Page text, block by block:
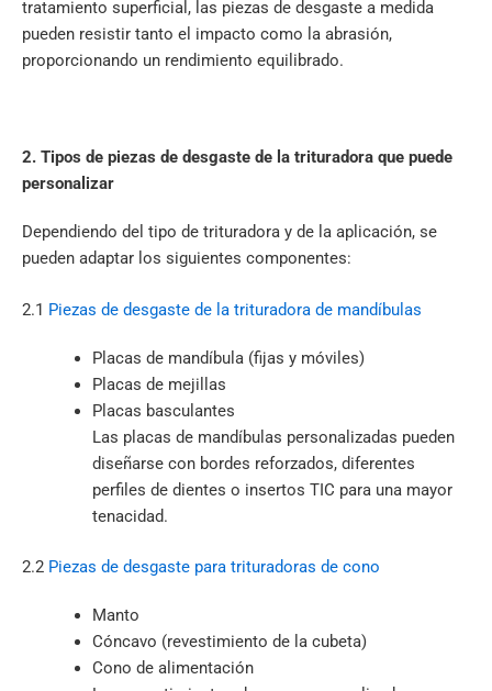
tratamiento superficial, las piezas de desgaste a medida
pueden resistir tanto el impacto como la abrasión,
proporcionando un rendimiento equilibrado.
2. Tipos de piezas de desgaste de la trituradora que puede
personalizar
Dependiendo del tipo de trituradora y de la aplicación, se
pueden adaptar los siguientes componentes:
2.1 Piezas de desgaste de la trituradora de mandíbulas
Placas de mandíbula (fijas y móviles)
Placas de mejillas
Placas basculantes
Las placas de mandíbulas personalizadas pueden
diseñarse con bordes reforzados, diferentes
perfiles de dientes o insertos TIC para una mayor
tenacidad.
2.2 Piezas de desgaste para trituradoras de cono
Manto
Cóncavo (revestimiento de la cubeta)
Cono de alimentación